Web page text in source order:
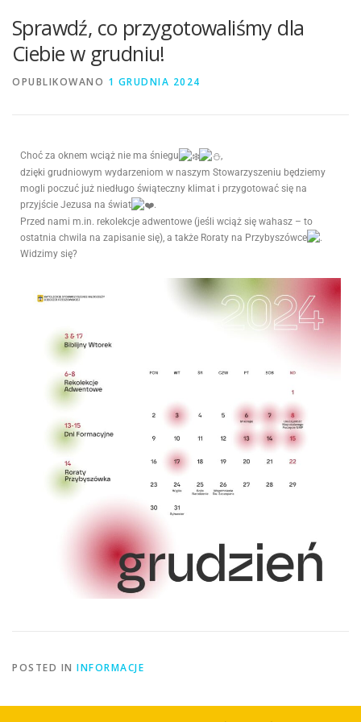
Sprawdź, co przygotowaliśmy dla
Ciebie w grudniu!
OPUBLIKOWANO 1 GRUDNIA 2024
Choć za oknem wciąż nie ma śniegu
,
dzięki grudniowym wydarzeniom w naszym Stowarzyszeniu będziemy
mogli poczuć już niedługo świąteczny klimat i przygotować się na
przyjście Jezusa na świat
.
Przed nami m.in. rekolekcje adwentowe (jeśli wciąż się wahasz – to
ostatnia chwila na zapisanie się), a także Roraty na Przybyszówce
.
Widzimy się?
POSTED IN INFORMACJE